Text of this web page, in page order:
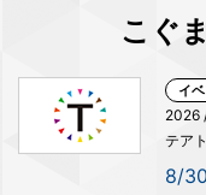
こぐ
イ
2026
テア
8/